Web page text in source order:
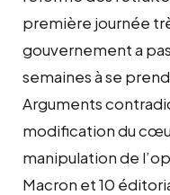
première journée
gouvernement a
semaines à se
Arguments
modification du
manipulation de
Macron et 10